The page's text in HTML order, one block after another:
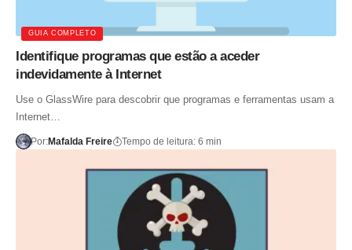
GUIA COMPLETO
Identifique programas que estão a aceder
indevidamente à Internet
Use o GlassWire para descobrir que programas e ferramentas usam a
Internet…
Por:Mafalda Freire Tempo de leitura: 6 min